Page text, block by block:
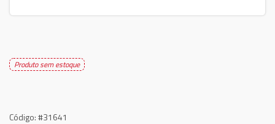
Produto sem estoque
Código:#31641